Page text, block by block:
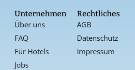
Unternehmen
Über uns
FAQ
Für Hotels
Jobs
Rechtliches
AGB
Datenschutz
Impressum